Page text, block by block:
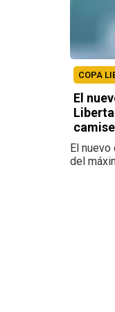
COPA
El
El nuevo
del